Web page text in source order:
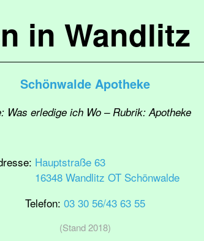
in Wandlitz
Schönwalde Apotheke
Was erledige ich Wo – Rubrik: Apotheke
Hauptstraße 63
16348 Wandlitz OT Schönwalde
Telefon: 03 30 56/43 63 55
(Stand 2018)